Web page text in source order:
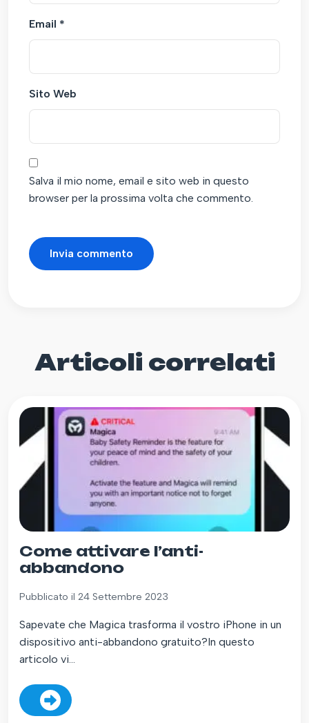
Email *
Sito Web
Salva il mio nome, email e sito web in questo
browser per la prossima volta che commento.
Articoli correlati
Come attivare l’anti-
abbandono
Pubblicato il 24 Settembre 2023
Sapevate che Magica trasforma il vostro iPhone in un
dispositivo anti-abbandono gratuito?In questo
articolo vi...